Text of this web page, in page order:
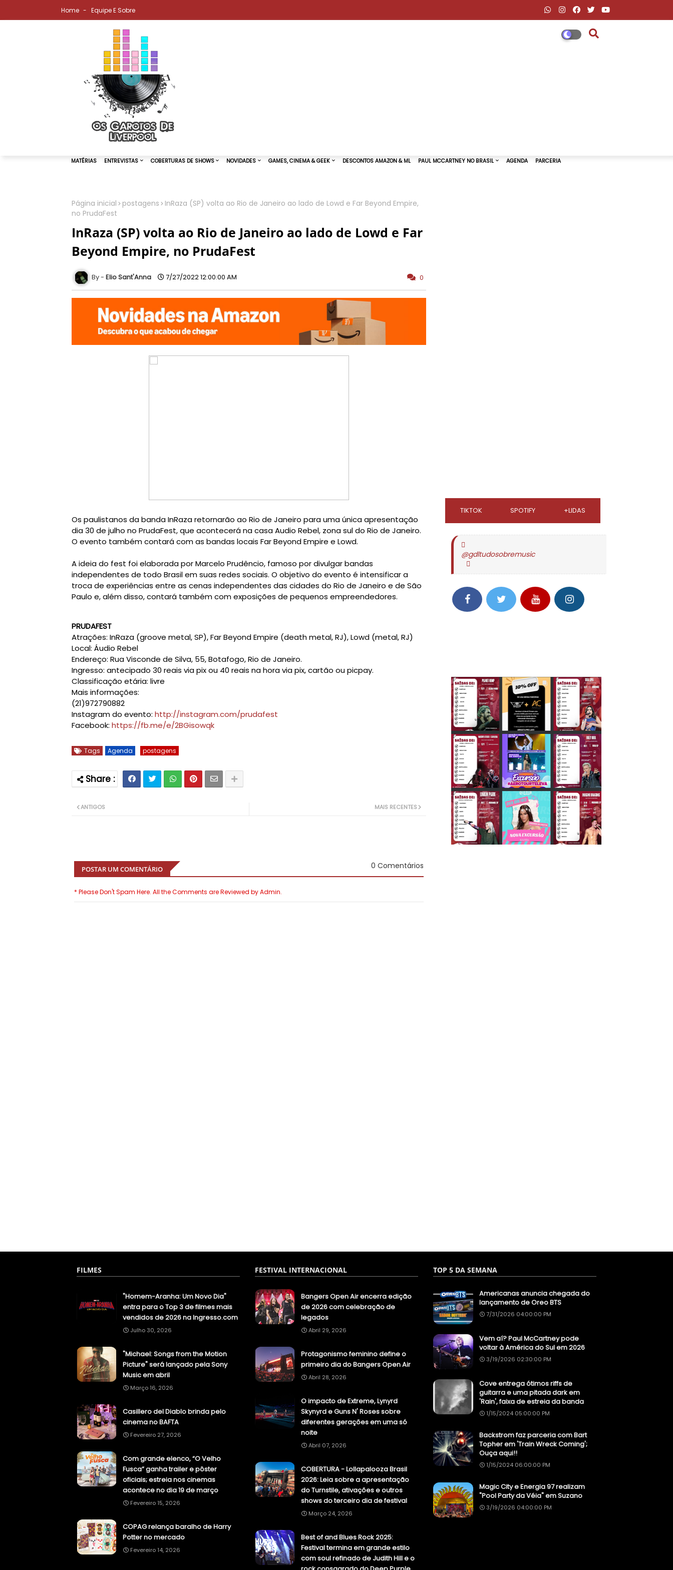
Home Equipe E Sobre
MATÉRIAS
Página inicial postagens
InRaza (SP) volta ao Rio de Janeiro ao lado de Lowd e Far Beyond Empire,
no PrudaFest
InRaza (SP) volta ao Rio de Janeiro ao lado de Lowd e Far
Beyond Empire, no PrudaFest
Elio Sant'Anna 7/27/2022 12:00:00 AM 0
Os paulistanos da banda InRaza retornarão ao Rio de Janeiro para uma única apresentação
dia 30 de julho no PrudaFest, que acontecerá na casa Audio Rebel, zona sul do Rio de Janeiro.
O evento também contará com as bandas locais Far Beyond Empire e Lowd.
A ideia do fest foi elaborada por Marcelo Prudêncio, famoso por divulgar bandas
independentes de todo Brasil em suas redes sociais. O objetivo do evento é intensificar a
troca de experiências entre as cenas independentes das cidades do Rio de Janeiro e de São
Paulo e, além disso, contará também com exposições de pequenos empreendedores.
PRUDAFEST
Atrações: InRaza (groove metal, SP), Far Beyond Empire (death metal, RJ), Lowd (metal, RJ)
Local: Áudio Rebel
Endereço: Rua Visconde de Silva, 55, Botafogo, Rio de Janeiro.
Ingresso: antecipado 30 reais via pix ou 40 reais na hora via pix, cartão ou picpay.
Classificação etária: livre
Mais informações:
(21)972790882
Instagram do evento: http://instagram.com/prudafest
Facebook: https://fb.me/e/2BGisowqk
Tags Agenda postagens
MAIS RECENTES
ANTIGOS
POSTAR UM COMENTÁRIO 0 Comentários
* Please Don't Spam Here. All the Comments are Reviewed by Admin.
TIKTOK SPOTIFY +LIDAS
@gdltudosobremusic
FILMES
"Homem-Aranha: Um Novo Dia"
entra para o Top 3 de filmes mais
vendidos de 2026 na Ingresso.com
Julho 30, 2026
"Michael: Songs from the Motion
Picture" será lançado pela Sony
Music em abril
Março 16, 2026
Casillero del Diablo brinda pelo
cinema no BAFTA
Fevereiro 27, 2026
Com grande elenco, “O Velho
Fusca” ganha trailer e pôster
oficiais; estreia nos cinemas
acontece no dia 19 de março
Fevereiro 15, 2026
COPAG relança baralho de Harry
Potter no mercado
Fevereiro 14, 2026
FESTIVAL INTERNACIONAL
Bangers Open Air encerra edição
de 2026 com celebração de
legados
Abril 29, 2026
Protagonismo feminino define o
primeiro dia do Bangers Open Air
Abril 28, 2026
O impacto de Extreme, Lynyrd
Skynyrd e Guns N' Roses sobre
diferentes gerações em uma só
noite
Abril 07, 2026
COBERTURA - Lollapalooza Brasil
2026: Leia sobre a apresentação
do Turnstile, ativações e outros
shows do terceiro dia de festival
Março 24, 2026
Best of and Blues Rock 2025:
Festival termina em grande estilo
com soul refinado de Judith Hill e o
TOP 5 DA SEMANA
Americanas anuncia chegada do
lançamento de Oreo BTS
7/31/2026 04:00:00 PM
Vem aí? Paul McCartney pode
voltar à América do Sul em 2026
3/19/2026 02:30:00 PM
Cove entrega ótimos riffs de
guitarra e uma pitada dark em
'Rain', faixa de estreia da banda
1/15/2024 05:00:00 PM
Backstrom faz parceria com Bart
Topher em 'Train Wreck Coming';
Ouça aqui!!
1/15/2024 06:00:00 PM
Magic City e Energia 97 realizam
"Pool Party da Véia" em Suzano
3/19/2026 04:00:00 PM